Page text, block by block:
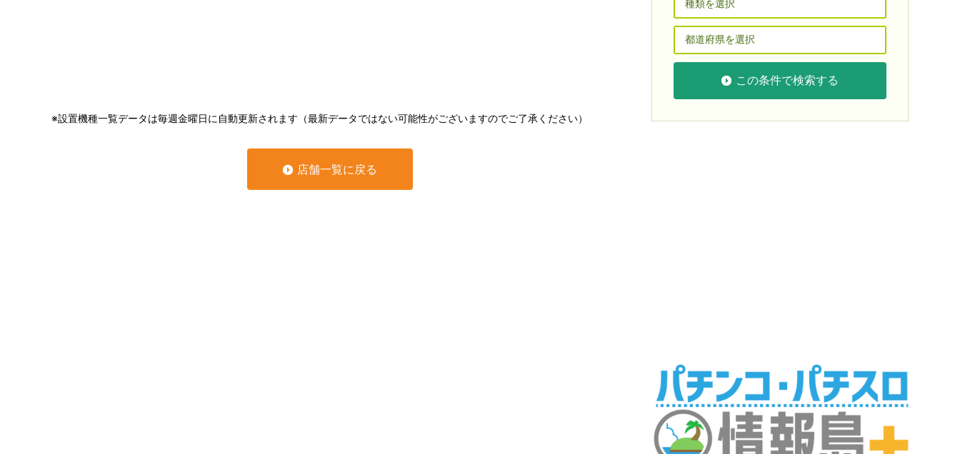
※設置機種一覧データは毎週金曜日に自動更新されます（最新データではない可能性がございますのでご了承ください）
店舗一覧に戻る
この条件で検索する